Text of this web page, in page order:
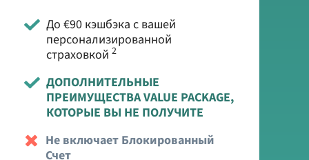
До €90 кэшбэка с вашей
персонализированной
страховкой 2
ДОПОЛНИТЕЛЬНЫЕ
ПРЕИМУЩЕСТВА VALUE PACKAGE,
КОТОРЫЕ ВЫ НЕ ПОЛУЧИТЕ
Не включает Блокированный
Счет